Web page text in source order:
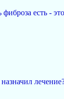
есть -